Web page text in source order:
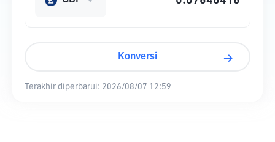
Konversi
Terakhir diperbarui: 2026/08/07 12:59